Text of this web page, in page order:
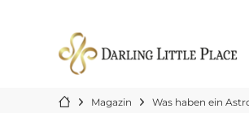
Magazin Was haben ein